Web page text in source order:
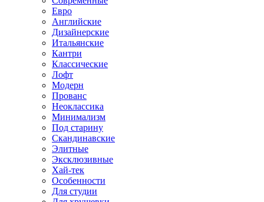
Евро
Английские
Дизайнерские
Итальянские
Кантри
Классические
Лофт
Модерн
Прованс
Неоклассика
Минимализм
Под старину
Скандинавские
Элитные
Эксклюзивные
Хай-тек
Особенности
Для студии